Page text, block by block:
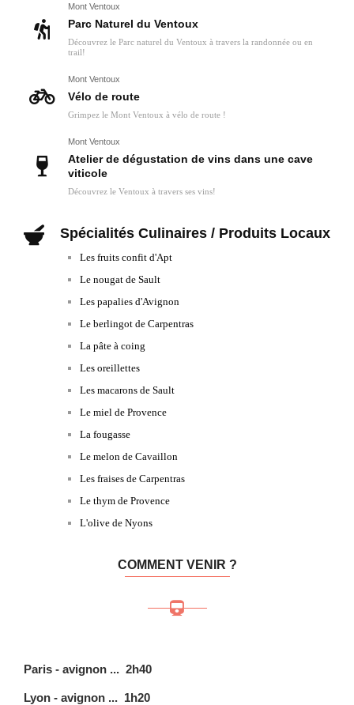
Mont Ventoux
Parc Naturel du Ventoux
Découvrez le Parc naturel du Ventoux à travers la randonnée ou en
trail!
Mont Ventoux
Vélo de route
Grimpez le Mont Ventoux à vélo de route !
Mont Ventoux
Atelier de dégustation de vins dans une cave
viticole
Découvrez le Ventoux à travers ses vins!
Spécialités Culinaires / Produits Locaux
Les fruits confit d'Apt
Le nougat de Sault
Les papalies d'Avignon
Le berlingot de Carpentras
La pâte à coing
Les oreillettes
Les macarons de Sault
Le miel de Provence
La fougasse
Le melon de Cavaillon
Les fraises de Carpentras
Le thym de Provence
L'olive de Nyons
COMMENT VENIR ?
Paris - avignon ... 2h40
Lyon - avignon ... 1h20